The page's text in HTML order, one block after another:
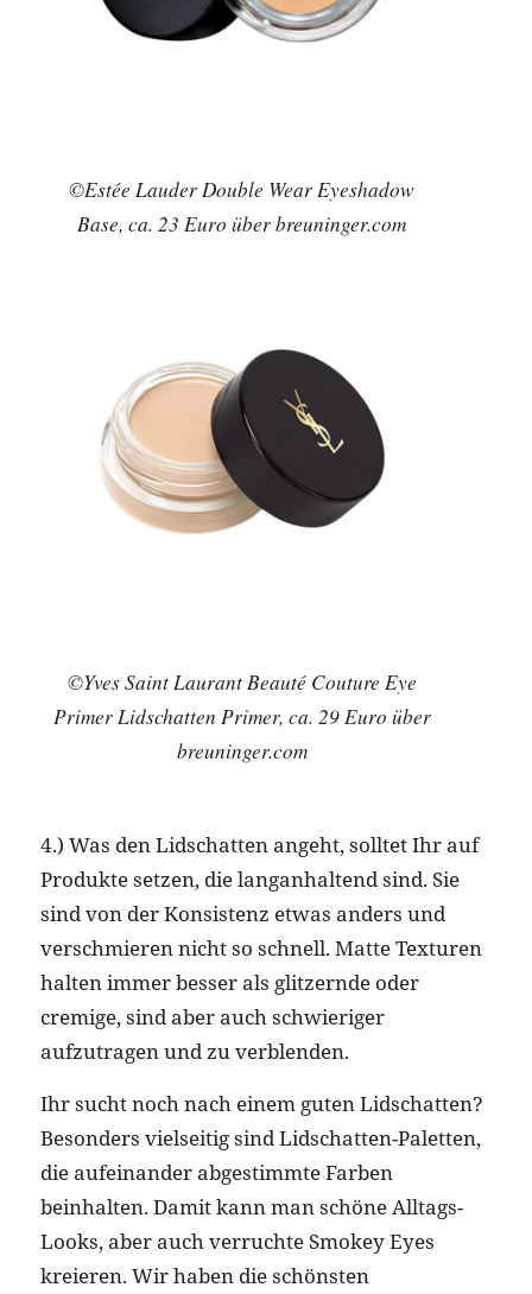
©Estée Lauder Double Wear Eyeshadow
Base, ca. 23 Euro über breuninger.com
©Yves Saint Laurant Beauté Couture Eye
Primer Lidschatten Primer, ca. 29 Euro über
breuninger.com
4.) Was den Lidschatten angeht, solltet Ihr auf
Produkte setzen, die langanhaltend sind. Sie
sind von der Konsistenz etwas anders und
verschmieren nicht so schnell. Matte Texturen
halten immer besser als glitzernde oder
cremige, sind aber auch schwieriger
aufzutragen und zu verblenden.
Ihr sucht noch nach einem guten Lidschatten?
Besonders vielseitig sind Lidschatten-Paletten,
die aufeinander abgestimmte Farben
beinhalten. Damit kann man schöne Alltags-
Looks, aber auch verruchte Smokey Eyes
kreieren. Wir haben die schönsten